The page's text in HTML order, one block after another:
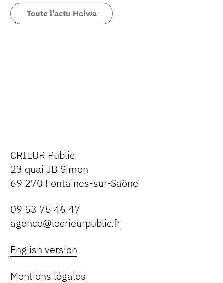
Toute l'actu Heiwa
CRIEUR Public
23 quai JB Simon
69 270 Fontaines-sur-Saône
09 53 75 46 47
agence@lecrieurpublic.fr
English version
Mentions légales